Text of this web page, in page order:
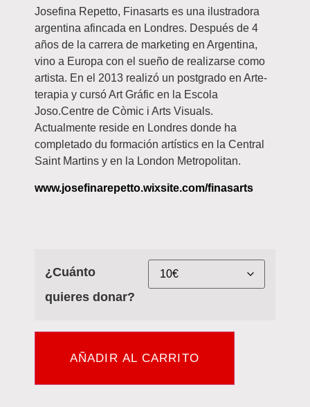
Josefina Repetto, Finasarts es una ilustradora
argentina afincada en Londres. Después de 4
años de la carrera de marketing en Argentina,
vino a Europa con el sueño de realizarse como
artista. En el 2013 realizó un postgrado en Arte-
terapia y cursó Art Gráfic en la Escola
Joso.Centre de Còmic i Arts Visuals.
Actualmente reside en Londres donde ha
completado du formación artístics en la Central
Saint Martins y en la London Metropolitan.
www.josefinarepetto.wixsite.com/finasarts
¿Cuánto
quieres donar?
AÑADIR AL CARRITO